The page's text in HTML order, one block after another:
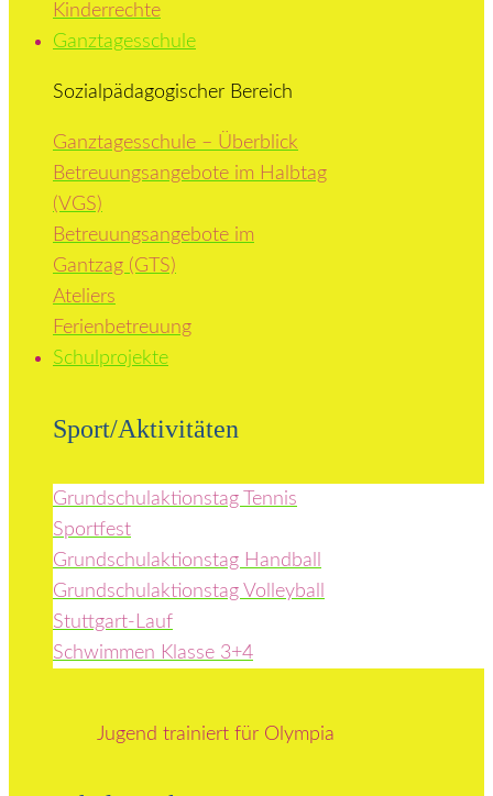
Kinderrechte
Ganztagesschule
Sozialpädagogischer Bereich
Ganztagesschule – Überblick
Betreuungsangebote im Halbtag
(VGS)
Betreuungsangebote im
Gantzag (GTS)
Ateliers
Ferienbetreuung
Schulprojekte
Sport/Aktivitäten
Grundschulaktionstag Tennis
Sportfest
Grundschulaktionstag Handball
Grundschulaktionstag Volleyball
Stuttgart-Lauf
Schwimmen Klasse 3+4
Jugend trainiert für Olympia